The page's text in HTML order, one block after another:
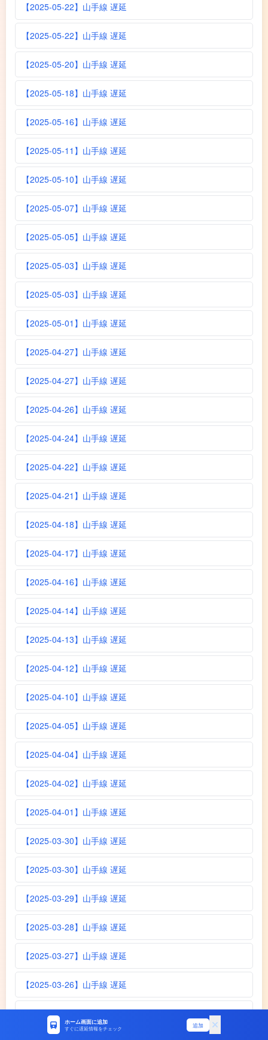
【2025-05-22】山手線 遅延
【2025-05-22】山手線 遅延
【2025-05-20】山手線 遅延
【2025-05-18】山手線 遅延
【2025-05-16】山手線 遅延
【2025-05-11】山手線 遅延
【2025-05-10】山手線 遅延
【2025-05-07】山手線 遅延
【2025-05-05】山手線 遅延
【2025-05-03】山手線 遅延
【2025-05-03】山手線 遅延
【2025-05-01】山手線 遅延
【2025-04-27】山手線 遅延
【2025-04-27】山手線 遅延
【2025-04-26】山手線 遅延
【2025-04-24】山手線 遅延
【2025-04-22】山手線 遅延
【2025-04-21】山手線 遅延
【2025-04-18】山手線 遅延
【2025-04-17】山手線 遅延
【2025-04-16】山手線 遅延
【2025-04-14】山手線 遅延
【2025-04-13】山手線 遅延
【2025-04-12】山手線 遅延
【2025-04-10】山手線 遅延
【2025-04-05】山手線 遅延
【2025-04-04】山手線 遅延
【2025-04-02】山手線 遅延
【2025-04-01】山手線 遅延
【2025-03-30】山手線 遅延
【2025-03-30】山手線 遅延
【2025-03-29】山手線 遅延
【2025-03-28】山手線 遅延
【2025-03-27】山手線 遅延
【2025-03-26】山手線 遅延
【2025-03-24】山手線 遅延
ホーム画面に追加
すぐに遅延情報をチェック 追加